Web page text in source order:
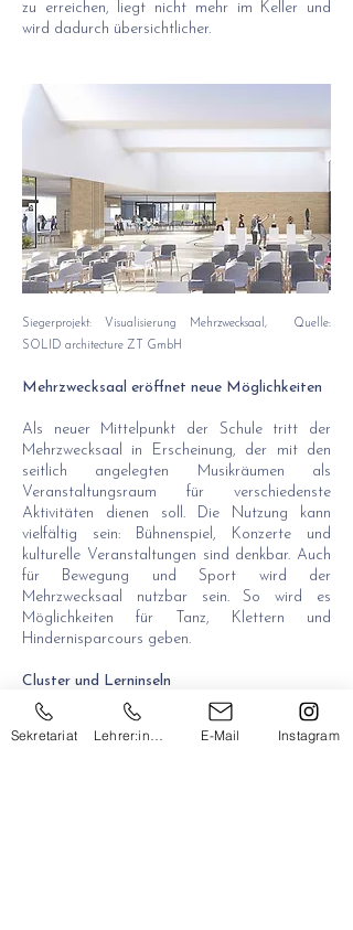
zu erreichen, liegt nicht mehr im Keller und
wird dadurch übersichtlicher.
Siegerprojekt: Visualisierung Mehrzwecksaal, Quelle:
SOLID architecture ZT GmbH
Mehrzwecksaal eröffnet neue Möglichkeiten
Als neuer Mittelpunkt der Schule tritt der
Mehrzwecksaal in Erscheinung, der mit den
seitlich angelegten Musikräumen als
Veranstaltungsraum für verschiedenste
Aktivitäten dienen soll. Die Nutzung kann
vielfältig sein: Bühnenspiel, Konzerte und
kulturelle Veranstaltungen sind denkbar. Auch
für Bewegung und Sport wird der
Mehrzwecksaal nutzbar sein. So wird es
Möglichkeiten für Tanz, Klettern und
Hindernisparcours geben.
Cluster und Lerninseln
Speisesaal und Tagesbetreuung sind in
direktem Zusammenhang mit dem
Mehrzweckraum angedacht, was räumliche
Sekretariat E-Mail Instagram